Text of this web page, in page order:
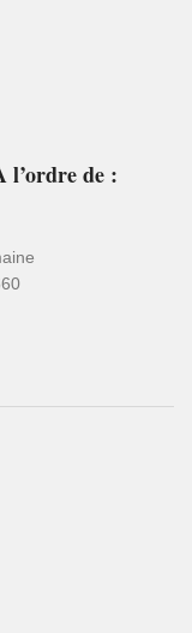
l’ordre de :